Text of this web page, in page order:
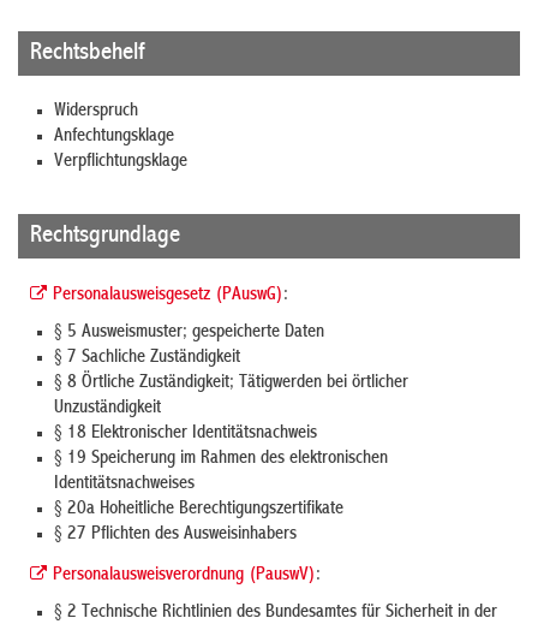
Rechtsbehelf
Widerspruch
Anfechtungsklage
Verpflichtungsklage
Rechtsgrundlage
Personalausweisgesetz (PAuswG):
§ 5 Ausweismuster; gespeicherte Daten
§ 7 Sachliche Zuständigkeit
§ 8 Örtliche Zuständigkeit; Tätigwerden bei örtlicher
Unzuständigkeit
§ 18 Elektronischer Identitätsnachweis
§ 19 Speicherung im Rahmen des elektronischen
Identitätsnachweises
§ 20a Hoheitliche Berechtigungszertifikate
§ 27 Pflichten des Ausweisinhabers
Personalausweisverordnung (PauswV):
§ 2 Technische Richtlinien des Bundesamtes für Sicherheit in der